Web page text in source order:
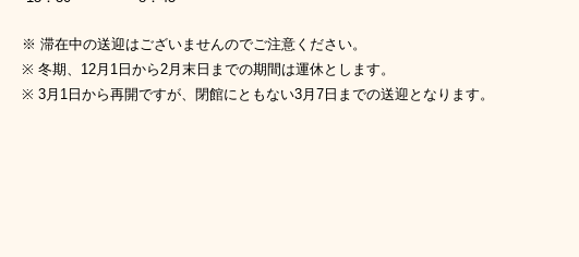
※ 滞在中の送迎はございませんのでご注意ください。
※ 冬期、12月1日から2月末日までの期間は運休とします。
※ 3月1日から再開ですが、閉館にともない3月7日までの送迎となります。